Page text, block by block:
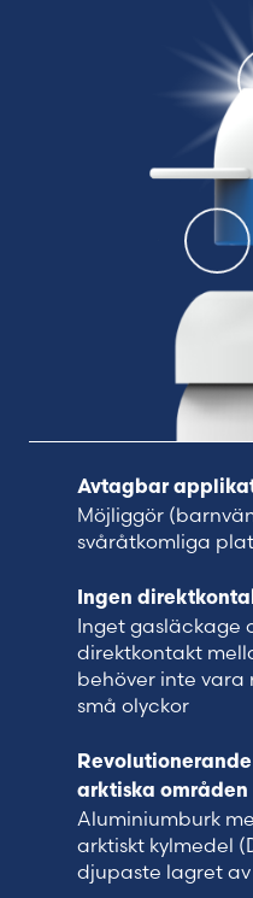
Avtagbar
Möjliggör
svåråtkomliga
Ingen
Inget gasläckage
direktkontakt
behöver inte
små olyckor
arktiska områden
Aluminiumburk
arktiskt kylmedel
djupaste lagret